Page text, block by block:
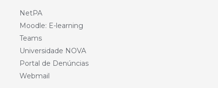
NetPA
Moodle: E-learning
Teams
Universidade NOVA
Portal de Denúncias
Webmail